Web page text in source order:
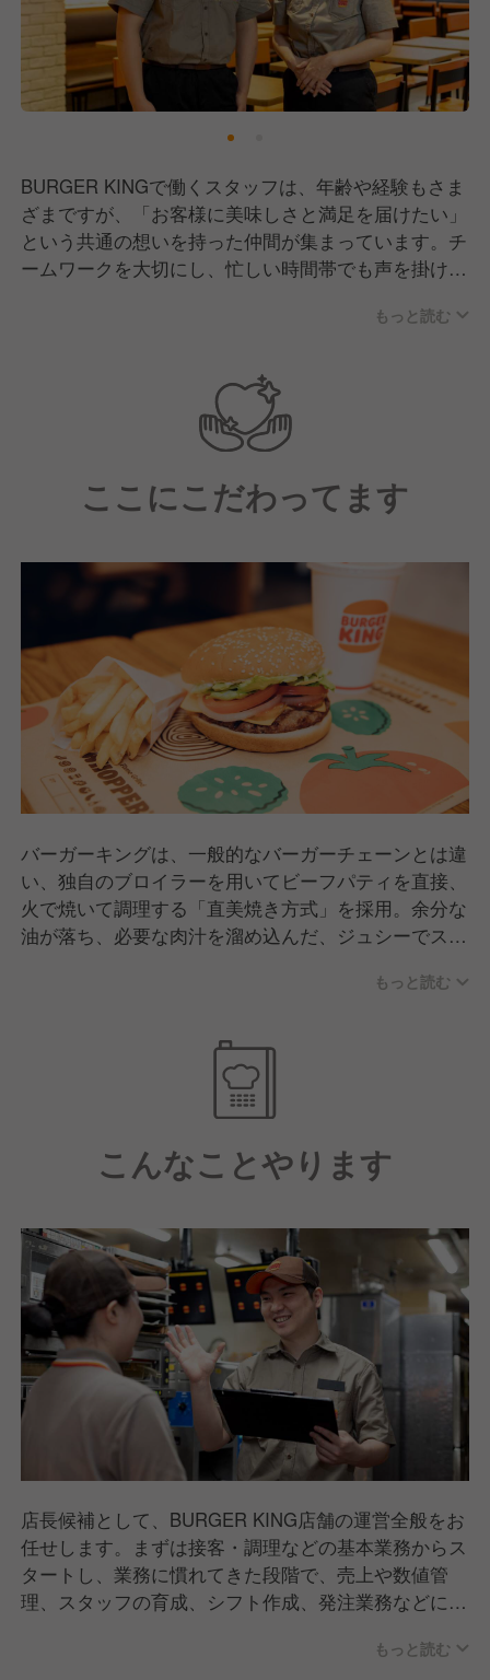
BURGER KINGで働くスタッフは、年齢や経験もさま
ざまですが、「お客様に美味しさと満足を届けたい」
という共通の想いを持った仲間が集まっています。チ
ームワークを大切にし、忙しい時間帯でも声を掛け合
す。未経験からスタートしたスタッフも多く、先輩が
て成長できる環境です。
もっと読む
ここにこだわってます
バーガーキングは、一般的なバーガーチェーンとは違
い、独自のブロイラーを用いてビーフパティを直接、
火で焼いて調理する「直美焼き方式」を採用。余分な
油が落ち、必要な肉汁を溜め込んだ、ジュシーでスモ
を存分にお楽しみいただける、バーガーキングのこだ
もっと読む
こんなことやります
店長候補として、BURGER KING店舗の運営全般をお
任せします。まずは接客・調理などの基本業務からス
タートし、業務に慣れてきた段階で、売上や数値管
理、スタッフの育成、シフト作成、発注業務などにも
くりに関われるため、裁量とやりがいを実感できるポ
もっと読む